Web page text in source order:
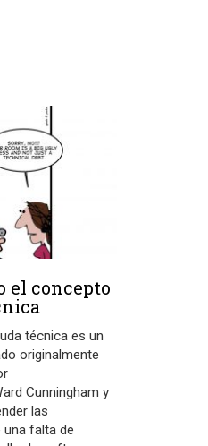
el concepto
técnica es un
originalmente
Cunningham y
las
falta de